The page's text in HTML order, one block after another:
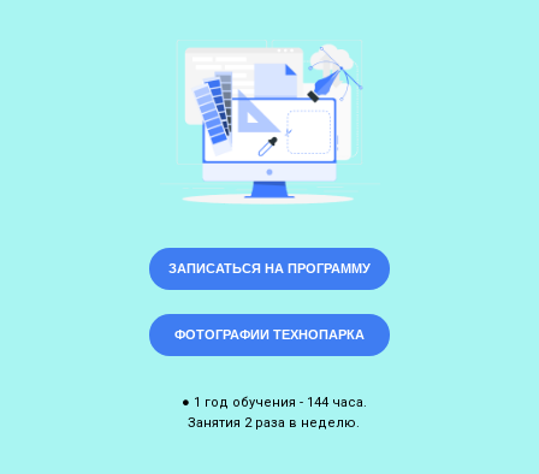
ЗАПИСАТЬСЯ НА ПРОГРАММУ
● 1 год обучения - 144 часа.
Занятия 2 раза в неделю.
ФОТОГРАФИИ ТЕХНОПАРКА